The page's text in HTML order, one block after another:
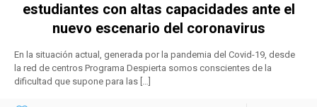
estudiantes con altas capacidades ante el
nuevo escenario del coronavirus
En la situación actual, generada por la pandemia del Covid-19, desde
la red de centros Programa Despierta somos conscientes de la
dificultad que supone para las […]